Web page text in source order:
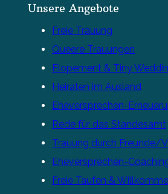
Unsere Angebote
Freie Trauung
Queere Trauungen
Elopement & Tiny
Heiraten im Ausland
Eheversprechen-
Rede für das Standesamt
Trauung durch Freunde/
Eheversprechen-
Freie Taufen &